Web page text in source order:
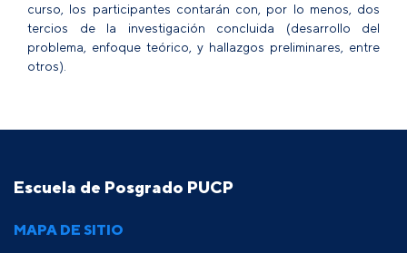
curso, los participantes contarán con, por lo menos, dos
tercios de la investigación concluida (desarrollo del
problema, enfoque teórico, y hallazgos preliminares, entre
otros).
Escuela de Posgrado PUCP
MAPA DE SITIO